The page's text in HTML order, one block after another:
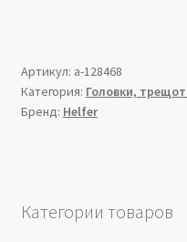
Артикул: a-128468
Категория: Головки,
Бренд: Helfer
Категории товаров